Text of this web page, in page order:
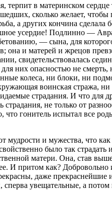
терпит в материнском
сколько желает,
а других кончина
усердие! Подлинно —
— сына, для
она и матерей и жрецов
свидетельствовалась
них опасностью не
колеса, ни блоки, ни
воинская стража,
страдания. И что для
не только от
что гонитель испытал все
и мужества, что
было так
матери. Она, став
И притом как? Добровольно
даже
увещательные, а потом